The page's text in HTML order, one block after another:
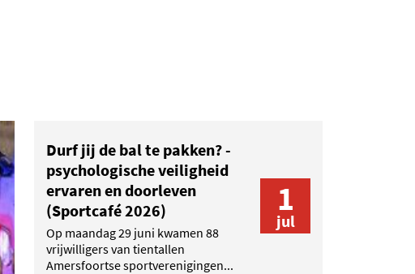
Durf jij de bal te pakken? -
psychologische veiligheid
ervaren en doorleven
(Sportcafé 2026)
Op maandag 29 juni kwamen 88
vrijwilligers van tientallen
Amersfoortse sportverenigingen...
1
jul